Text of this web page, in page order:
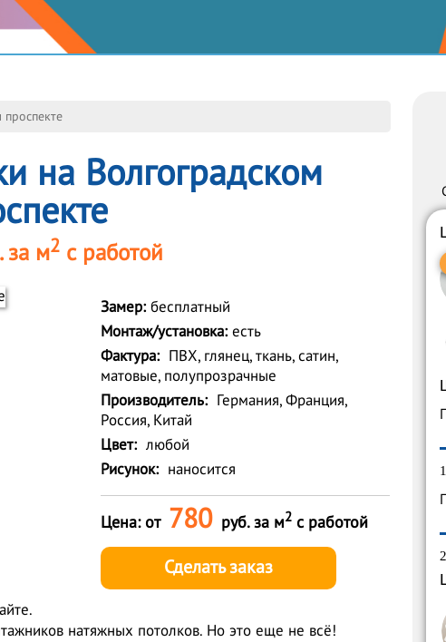
на Волгоградском
за м2с работой
Замер: бесплатный
Монтаж/установка: есть
Фактура: ПВХ, глянец, ткань, сатин,
матовые, полупрозрачные
Производитель: Германия, Франция,
Россия, Китай
Цвет: любой
Рисунок: наносится
Цена: от 780 руб. за м2с работой
Сделать заказ
натяжных потолков. Но это еще не всё!
1
2